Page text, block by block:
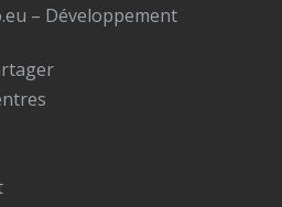
– Développement